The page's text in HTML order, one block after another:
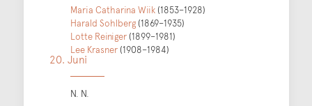
Maria Catharina Wiik (1853–1928)
Harald Sohlberg (1869–1935)
Lotte Reiniger (1899–1981)
Lee Krasner (1908–1984)
20. Juni
N. N.